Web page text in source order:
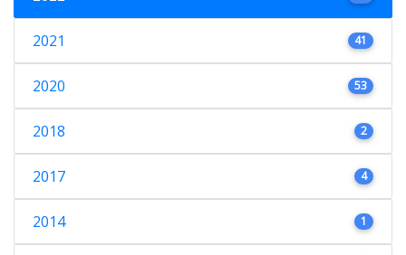
2021 41
2020 53
2018 2
2017 4
2014 1